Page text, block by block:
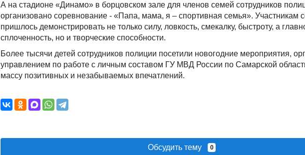
А на стадионе «Динамо» в борцовском зале для членов семей сотрудников
организовано соревнование - «Папа, мама, я – спортивная семья». Участникам
пришлось демонстрировать не только силу, ловкость, смекалку, быстроту, а
сплоченность, но и творческие способности.
Более тысячи детей сотрудников полиции посетили новогодние мероприятия,
управлением по работе с личным составом ГУ МВД России по Самарской
массу позитивных и незабываемых впечатлений.
Обсудить тему 0